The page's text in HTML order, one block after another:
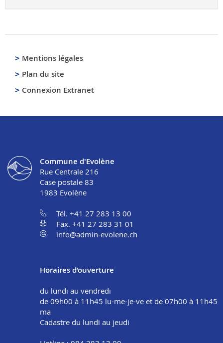
Mentions légales
Plan du site
Connexion Extranet
Commune d'Evolène
Rue Centrale 216
Case postale 83
1983 Evolène
Tél. +41 27 283 13 00
Fax. +41 27 283 31 01
info@admin-evolene.ch
Horaires d’ouverture
du lundi au vendredi
de 09h00 à 11h45 lu-me-je-ve et de 07h00 à 11h45
ma
Cadastre du lundi au jeudi